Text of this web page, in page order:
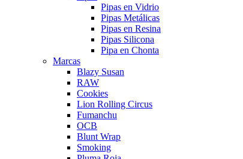
Pipas en Vidrio
Pipas Metálicas
Pipas en Resina
Pipas Silicona
Pipa en Chonta
Marcas
Blazy Susan
RAW
Cookies
Lion Rolling Circus
Fumanchu
OCB
Blunt Wrap
Smoking